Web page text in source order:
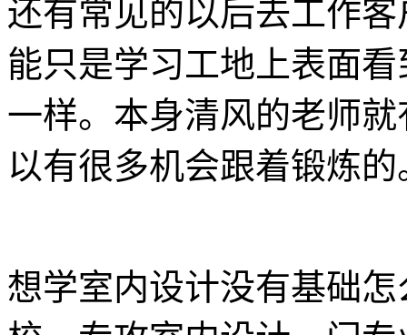
还有常见的以后去工作
能只是学习工地上表面
一样。本身清风的老师
以有很多机会跟着锻炼
想学室内设计没有基础